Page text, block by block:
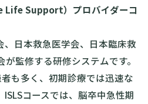
Support）プロバイダーコ
、日本救急医学会、日本臨床救
監修する研修システムです。
も多く、初期診療では迅速な
コースでは、脳卒中急性期